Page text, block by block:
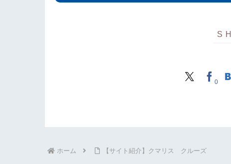
0
ホーム 【サイト紹介】クマリス クルーズ